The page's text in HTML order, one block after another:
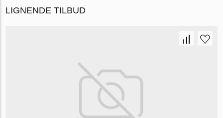
LIGNENDE TILBUD